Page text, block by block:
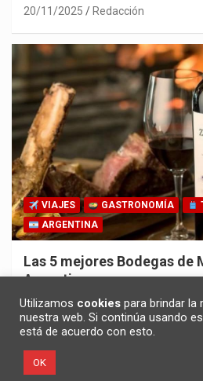
20/11/2025 Redacción
VIAJES GASTRONOMÍA
ARGENTINA
Las 5 mejores Bodegas de
Argentina
30/10/2025 Redacción
Copyright ©2026
Utilizamos cookies para brindar la
nuestra web. Si continúa usando
está de acuerdo con esto.
OK